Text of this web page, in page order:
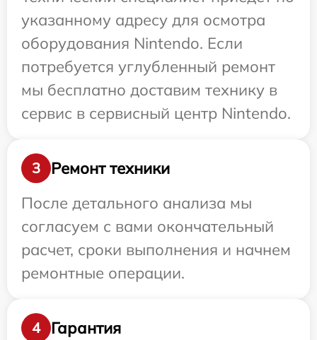
указанному адресу для осмотра
оборудования Nintendo. Если
потребуется углубленный ремонт
мы бесплатно доставим технику в
сервис в сервисный центр Nintendo.
3
Ремонт техники
После детального анализа мы
согласуем с вами окончательный
расчет, сроки выполнения и начнем
ремонтные операции.
4
Гарантия